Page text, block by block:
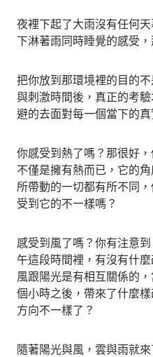
夜裡下起了大雨沒有任何
下淋著雨同時睡覺的感受，
把你放到那環境裡的目的
與刺激時間後，真正的考
避的去面對每一個當下的真
你感受到熱了嗎？那很好
不僅是擁有熱而已，它的
所帶動的一切都有所不同
受到它的不一樣嗎？
感受到風了嗎？你有注意
午這段時間裡，有沒有什
風跟陽光是有相互關係的
個小時之後，帶來了什麼
方向不一樣了？
隨著陽光與風，雲與雨就